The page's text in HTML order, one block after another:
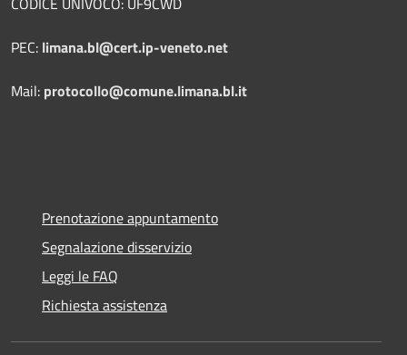
PEC: limana.bl@cert.ip-veneto.net
Mail: protocollo@comune.limana.bl.it
Prenotazione appuntamento
Segnalazione disservizio
Leggi le FAQ
Richiesta assistenza